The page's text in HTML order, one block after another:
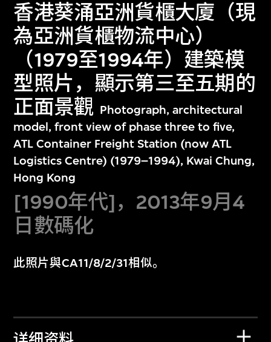
香港葵涌亞洲貨櫃大廈（現
為亞洲貨櫃物流中心）
（1979至1994年）建築模
型照片，顯示第三至五期的
正面景觀 Photograph, architectural
model, front view of phase three to five,
ATL Container Freight Station (now ATL
Logistics Centre) (1979–1994), Kwai Chung,
Hong Kong
[1990年代]，2013年9月4
日數碼化
此照片與CA11/8/2/31相似。